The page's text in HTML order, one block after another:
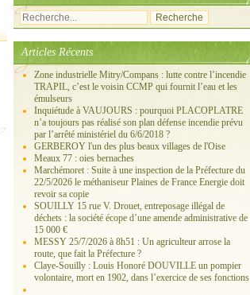
Articles Récents
Zone industrielle Mitry/Compans : lutte contre l’incendie
TRAPIL, c’est le voisin CCMP qui fournit l’eau et les
émulseurs
Inquiétude à VAUJOURS : pourquoi PLACOPLATRE
n’a toujours pas réalisé son plan défense incendie prévu
par l’arrêté ministériel du 6/6/2018 ?
GERBEROY l'un des plus beaux villages de l'Oise
Meaux 77 : oies bernaches
Marchémoret : Suite à une inspection de la Préfecture du
22/5/2026 le méthaniseur Plaines de France Energie doit
revoir sa copie
SOUILLY 15 rue V. Drouet, entreposage illégal de
déchets : la société écope d’une amende administrative de
15 000 €
MESSY 25/7/2026 à 8h51 : Un agriculteur arrose la
route, que fait la Préfecture ?
Claye-Souilly : Louis Honoré DOUVILLE un pompier
volontaire, mort en 1902, dans l’exercice de ses fonctions